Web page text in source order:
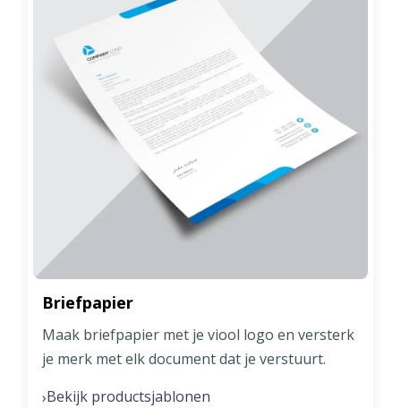
Briefpapier
Maak briefpapier met je viool logo en versterk
je merk met elk document dat je verstuurt.
›Bekijk productsjablonen